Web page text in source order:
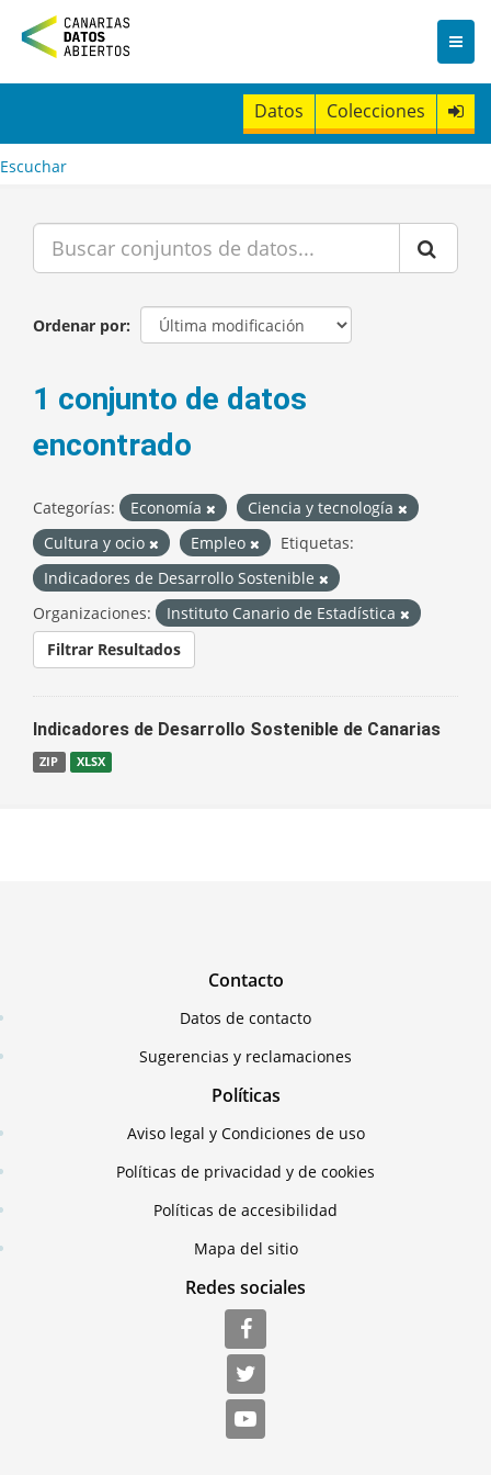
n
t
Datos Colecciones
Escuchar
Ordenar por
1 conjunto de datos
encontrado
Categorías: Economía
Ciencia y tecnología
Cultura y ocio
Empleo
Etiquetas:
Indicadores de Desarrollo Sostenible
Organizaciones:
Instituto Canario de Estadística
Filtrar Resultados
Indicadores de Desarrollo Sostenible de Canarias
ZIP XLSX
Contacto
Datos de contacto
Sugerencias y reclamaciones
Políticas
Aviso legal y Condiciones de uso
Políticas de privacidad y de cookies
Políticas de accesibilidad
Mapa del sitio
Redes sociales